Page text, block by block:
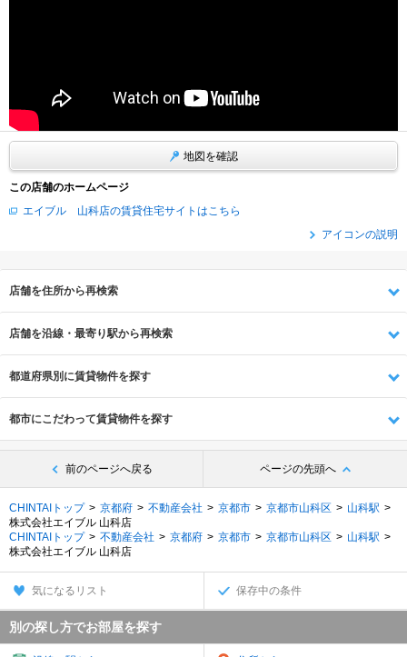
地図を確認
この店舗のホームページ
エイブル 山科店の賃貸住宅サイトはこちら
アイコンの説明
店舗を住所から再検索
店舗を沿線・最寄り駅から再検索
都道府県別に賃貸物件を探す
都市にこだわって賃貸物件を探す
前のページへ戻る ページの先頭へ
CHINTAIトップ 京都府 不動産会社 京都市 京都市山科区
山科駅
株式会社エイブル 山科店
CHINTAIトップ
不動産会社 京都府 京都市 京都市山科区
山科駅
株式会社エイブル 山科店
気になるリスト 保存中の条件
別の探し方でお部屋を探す